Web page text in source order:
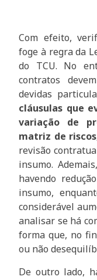
Com efeito,
foge à regra da
do TCU. No
contratos
devidas
cláusulas que
variação de
matriz de riscos
revisão
insumo.
havendo
insumo,
considerável
analisar se há
forma que, no
ou não
De outro lado,